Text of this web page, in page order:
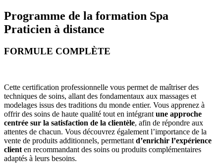
Programme de la formation Spa
Praticien à distance
FORMULE COMPLÈTE
Cette certification professionnelle vous permet de maîtriser des
techniques de soins, allant des fondamentaux aux massages et
modelages issus des traditions du monde entier. Vous apprenez à
offrir des soins de haute qualité tout en intégrant une approche
centrée sur la satisfaction de la clientèle, afin de répondre aux
attentes de chacun. Vous découvrez également l’importance de la
vente de produits additionnels, permettant d’enrichir l’expérience
client en recommandant des soins ou produits complémentaires
adaptés à leurs besoins.